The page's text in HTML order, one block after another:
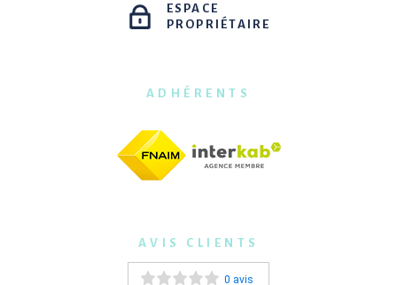
ESPACE
PROPRIÉTAIRE
ADHÉRENTS
AVIS CLIENTS
0 avis